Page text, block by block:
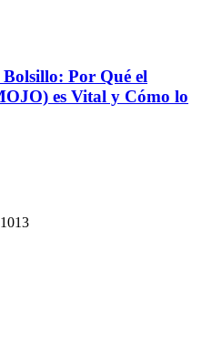
Por Qué el
es Vital y Cómo lo